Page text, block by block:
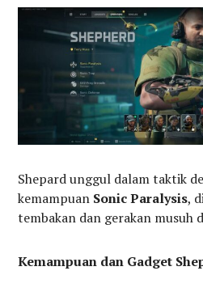
Shepard unggul dalam taktik
kemampuan Sonic Paralysis,
tembakan dan gerakan musuh
Kemampuan dan Gadget